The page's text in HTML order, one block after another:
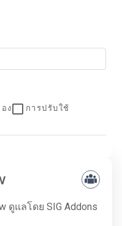
ง
การปรับใช้
ดูแลโดย SIG Addons